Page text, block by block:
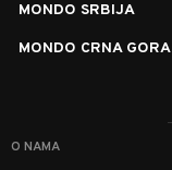
MONDO SRBIJA
MONDO CRNA GORA
O NAMA